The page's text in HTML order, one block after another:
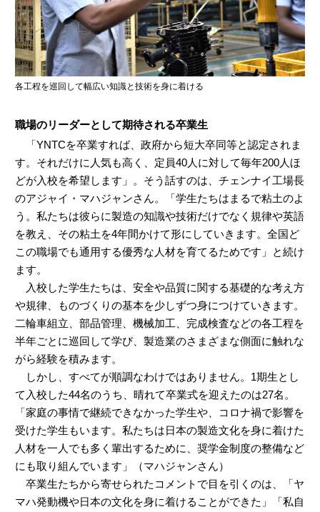
各工程を巡回して幅広い知識と技術を身に着ける
職場のリーダーとして期待される卒業生
「YNTCを卒業すれば、政府から短大卒同等と認定されま
す。それだけに人気も高く、定員40人に対して毎年200人ほ
どが入校を希望します」。そう話すのは、チェンナイ工場長
のアジャイ・マハジャンさん。「学生たちはまるで粘土のよ
う。私たちは彼らに製造の知識や技術だけでなく規律や英語
を教え、その粘土を4年間かけて形にしていきます。全国ど
この職場でも通用する優秀な人材を育てるためです」と続け
ます。
入校した学生たちは、安全や品質に関する基礎的な考え方
や規律、ものづくりの基本を少しずつ身につけていきます。
二輪車組立、部品管理、機械加工、完成検査などの各工程を
半年ごとに巡回して学び、製造業のさまざまな側面に触れな
がら経験を積みます。
しかし、すべてが順調なわけではありません。1期生とし
て入校した44名のうち、晴れて卒業式を迎えたのは27名。
「家庭の事情で継続できなかった学生や、コロナ禍で影響を
受けた学生もいます。私たちは日本の製造文化を身に着けた
人材を一人でも多く輩出するために、奨学金制度の整備など
にも取り組んでいます」（マハジャンさん）
卒業生たちから寄せられたコメントで目を引くのは、「ヤ
マハ発動機や日本の文化を身に着けることができた」「私自